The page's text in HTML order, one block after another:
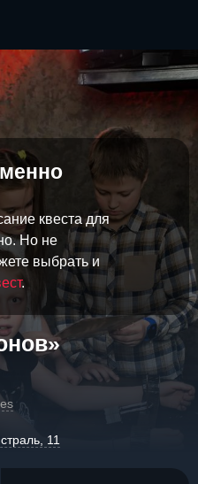
квеста для
Но не
выбрать и
.
11